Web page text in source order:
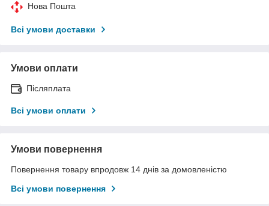
Нова Пошта
Всі умови доставки
Умови оплати
Післяплата
Всі умови оплати
Умови повернення
Повернення товару впродовж 14 днів за домовленістю
Всі умови повернення